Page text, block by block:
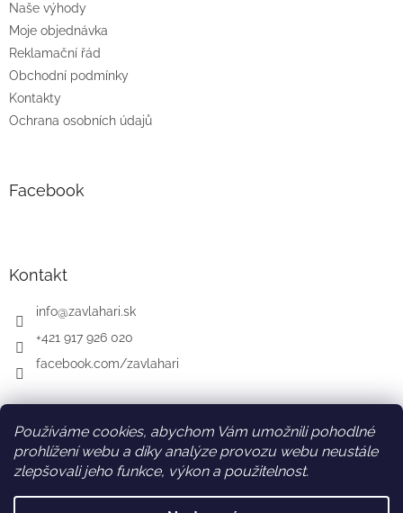
Používáme cookies, abychom Vám umožnili pohodlné
prohlížení webu a díky analýze provozu webu neustále
zlepšovali jeho funkce, výkon a použitelnost.
Naše výhody
Moje objednávka
Reklamační řád
Obchodní podmínky
Kontakty
Ochrana osobních údajů
Facebook
Kontakt
info@zavlahari.sk
+421 917 926 020
facebook.com/zavlahari
SK AT DE